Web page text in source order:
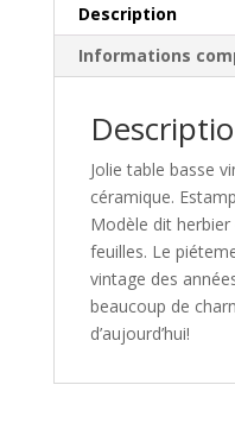
Description
Informations
Jolie table basse
céramique.
Modèle dit
feuilles. Le
vintage des
beaucoup de
d’aujourd’hui!